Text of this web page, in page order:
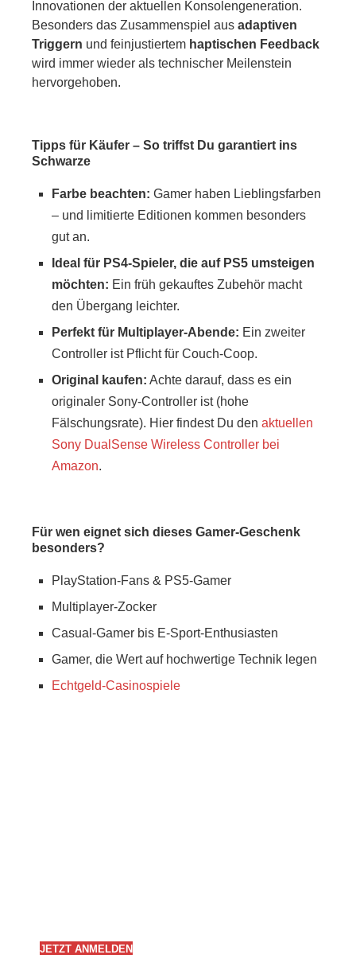
Innovationen der aktuellen Konsolengeneration.
Besonders das Zusammenspiel aus adaptiven
Triggern und feinjustiertem haptischen Feedback
wird immer wieder als technischer Meilenstein
hervorgehoben.
Tipps für Käufer – So triffst Du garantiert ins
Schwarze
Farbe beachten: Gamer haben Lieblingsfarben
– und limitierte Editionen kommen besonders
gut an.
Ideal für PS4-Spieler, die auf PS5 umsteigen
möchten: Ein früh gekauftes Zubehör macht
den Übergang leichter.
Perfekt für Multiplayer-Abende: Ein zweiter
Controller ist Pflicht für Couch-Coop.
Original kaufen: Achte darauf, dass es ein
originaler Sony-Controller ist (hohe
Fälschungsrate). Hier findest Du den aktuellen
Sony DualSense Wireless Controller bei
Amazon.
Für wen eignet sich dieses Gamer-Geschenk
besonders?
PlayStation-Fans & PS5-Gamer
Multiplayer-Zocker
Casual-Gamer bis E-Sport-Enthusiasten
Gamer, die Wert auf hochwertige Technik legen
Echtgeld-Casinospiele
JETZT ANMELDEN